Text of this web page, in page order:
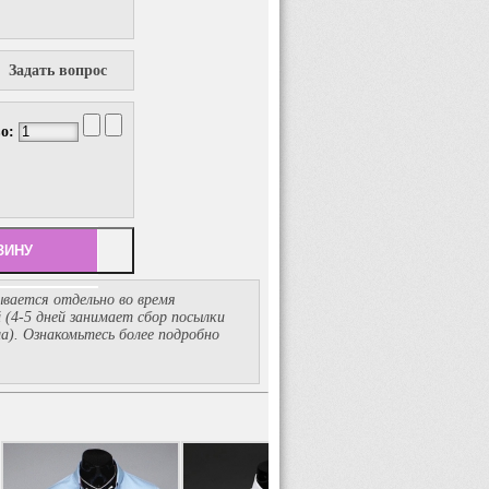
Задать вопрос
отдельно во время
(4-5 дней занимает сбор посылки
Ознакомьтесь более подробно